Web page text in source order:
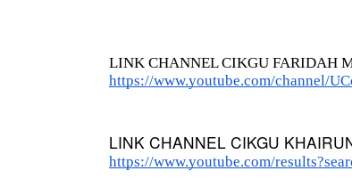
LINK CHANNEL CIKGU FARIDAH
https://www.youtube.com/channel/
LINK CHANNEL CIKGU
https://www.youtube.com/